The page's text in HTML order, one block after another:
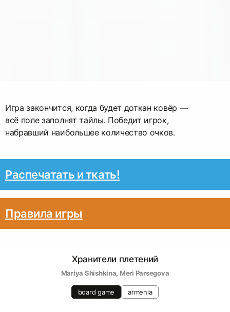
Игра закончится, когда будет доткан ковёр —
всё поле заполнят тайлы. Победит игрок,
набравший наибольшее количество очков.
Распечатать и ткать!
Правила игры
Хранители плетений
Mariya Shishkina, Meri Parsegova
board game armenia